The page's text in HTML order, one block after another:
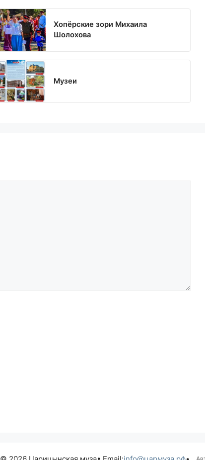
Хопёрские зори Михаила
Шолохова
Музеи